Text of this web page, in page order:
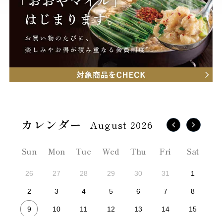
August 2026
Sun Mon Tue Wed Thu Fri Sat
26 27 28 29 30 31 1
2 3 4 5 6 7 8
9 10 11 12 13 14 15